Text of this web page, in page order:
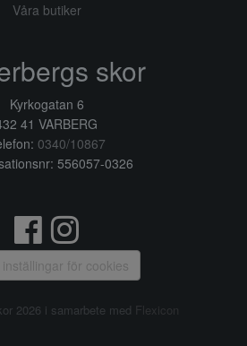
Våra butiker
skor
Kyrkogatan 6
41 VARBERG
0340/10867
556057-0326
för cookies
2026 i samarbete med Flexicon